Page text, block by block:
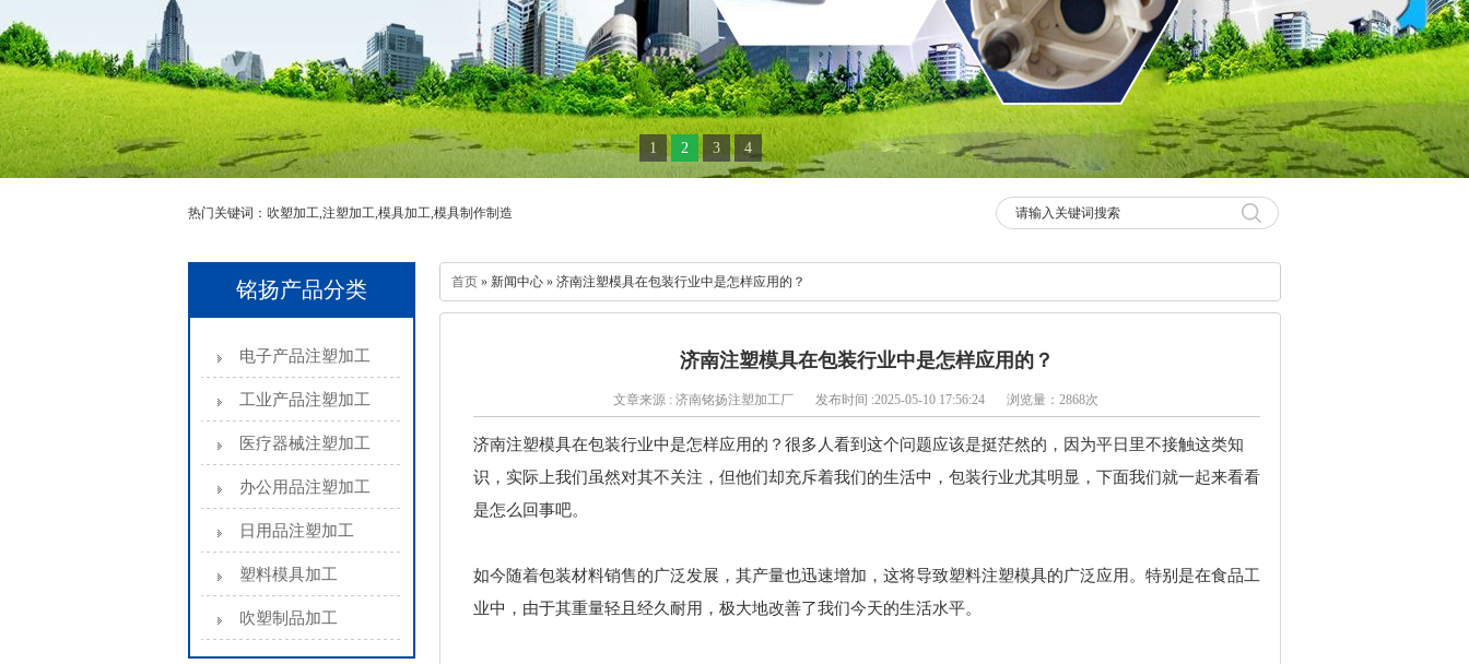
1 2 3 4
热门关键词：吹塑加工,注塑加工,模具加工,模具制作制造
铭扬产品分类
电子产品注塑加工
工业产品注塑加工
医疗器械注塑加工
办公用品注塑加工
日用品注塑加工
塑料模具加工
吹塑制品加工
首页 » 新闻中心 » 济南注塑模具在包装行业中是怎样应用的？
济南注塑模具在包装行业中是怎样应用的？
文章来源 : 济南铭扬注塑加工厂 发布时间 :2025-05-10 17:56:24 浏览量：2868次
济南注塑模具在包装行业中是怎样应用的？很多人看到这个问题应该是挺茫然的，因为平日里不接触这类知
识，实际上我们虽然对其不关注，但他们却充斥着我们的生活中，包装行业尤其明显，下面我们就一起来看看
是怎么回事吧。
如今随着包装材料销售的广泛发展，其产量也迅速增加，这将导致塑料注塑模具的广泛应用。特别是在食品工
业中，由于其重量轻且经久耐用，极大地改善了我们今天的生活水平。